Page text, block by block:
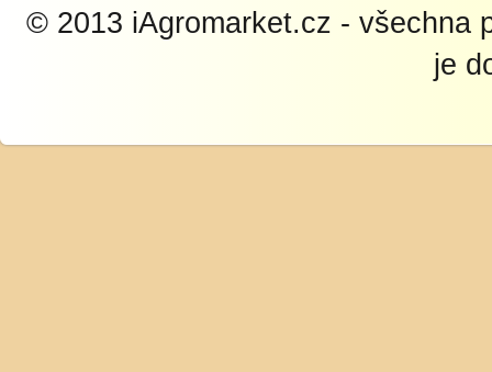
© 2013 iAgromarket.cz - všechna
je